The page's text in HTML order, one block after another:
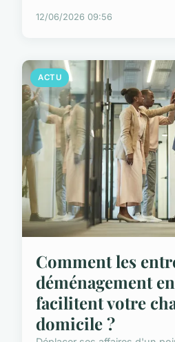
12/06/2026 09:56
ACTU
Comment les
déménagement
facilitent votre
domicile ?